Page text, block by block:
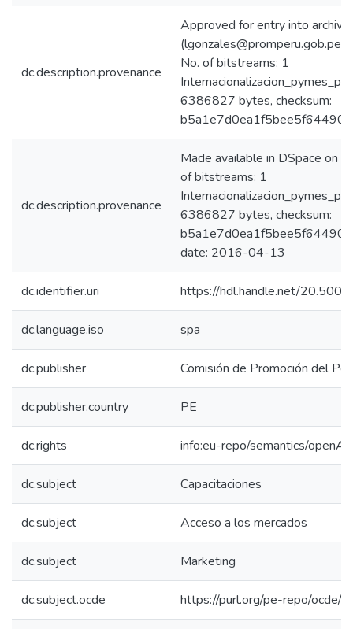
dc.description.provenance
Approved for entry into
No. of bitstreams: 1
6386827 bytes, checksum:
dc.description.provenance
Made available in DSpace on
of bitstreams: 1
6386827 bytes, checksum:
date: 2016-04-13
dc.identifier.uri https://hdl.handle.net/
dc.language.iso spa
dc.publisher Comisión de Promoción del
dc.publisher.country PE
dc.rights info:eu-repo/semantics/
dc.subject Capacitaciones
dc.subject Acceso a los mercados
dc.subject Marketing
dc.subject.ocde https://purl.org/pe-repo/ocde/